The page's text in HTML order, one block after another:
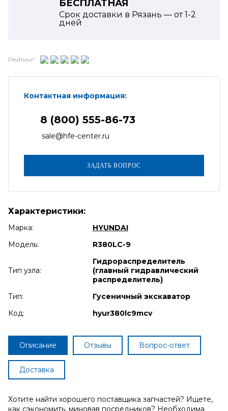
БЕСПЛАТНАЯ
Срок доставки в Рязань — от1-2
дней
Рейтинг:
Контактная информация:
8 (800) 555-86-73
sale@hfe-center.ru
Характеристики:
Марка:
HYUNDAI
Модель:
R380LC-9
Тип узла:
Гидрораспределитель
(главный гидравлический
распределитель)
Тип:
Гусеничный экскаватор
Код:
hyur380lc9mcv
Описание Отзывы Вопрос-ответ
Доставка
Хотите найти хорошего поставщика запчастей? Ищете,
как сэкономить, миновав посредников? Необходима